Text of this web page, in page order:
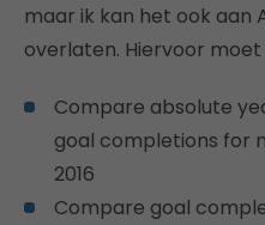
maar ik kan het ook aan
overlaten. Hiervoor
Compare absolute
goal completions for
2016
Compare goal